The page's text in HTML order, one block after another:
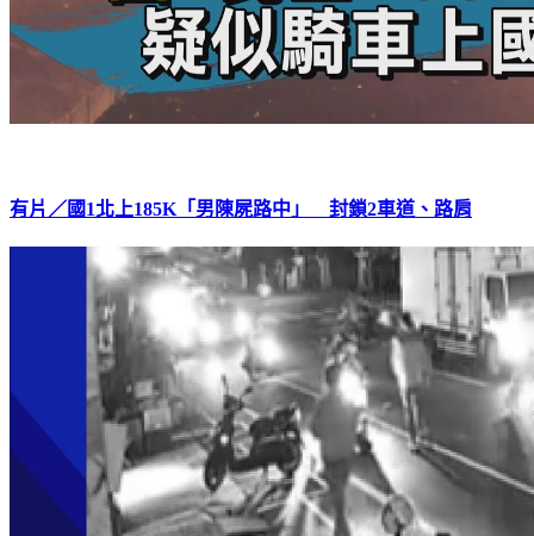
有片／國1北上185K「男陳屍路中」 封鎖2車道、路肩